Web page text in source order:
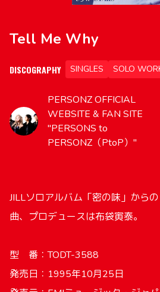
Tell Me Why
DISCOGRAPHY SINGLES SOLO
PERSONZ OFFICIAL
WEBSITE & FAN SITE
"PERSONS to
PERSONZ（PtoP）"
JILLソロアルバム「密の味」から
曲、プロデュースは布袋寅泰。
型 番：TODT-3588
発売日：1995年10月25日